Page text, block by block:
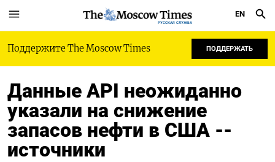
РУССКАЯ СЛУЖБА
EN
Поддержите The Moscow Times ПОДДЕРЖАТЬ
Данные API неожиданно
указали на снижение
запасов нефти в США --
источники